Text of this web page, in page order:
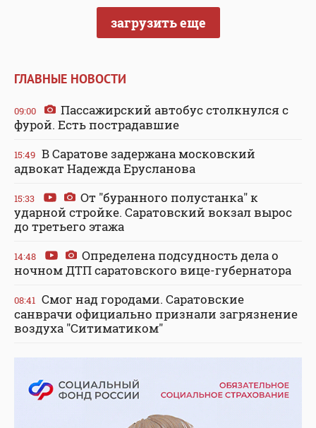
загрузить еще
ГЛАВНЫЕ НОВОСТИ
09:00
Пассажирский автобус столкнулся с
фурой. Есть пострадавшие
15:49 В Саратове задержана московский
адвокат Надежда Ерусланова
15:33
От "буранного полустанка" к
ударной стройке. Саратовский вокзал вырос
до третьего этажа
14:48
Определена подсудность дела о
ночном ДТП саратовского вице-губернатора
08:41 Смог над городами. Саратовские
санврачи официально признали загрязнение
воздуха "Ситиматиком"